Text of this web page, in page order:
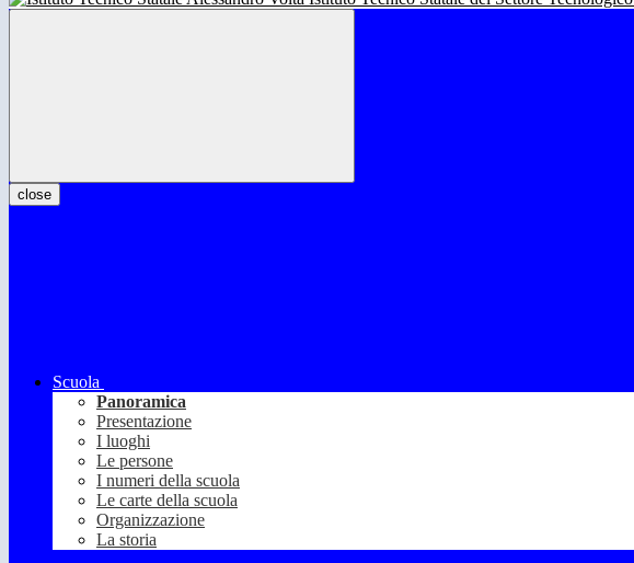
close
Scuola
Panoramica
Presentazione
I luoghi
Le persone
I numeri della scuola
Le carte della scuola
Organizzazione
La storia